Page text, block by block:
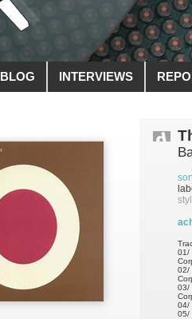
BLOG INTERVIEWS
01/
02/
03/
04/
05/